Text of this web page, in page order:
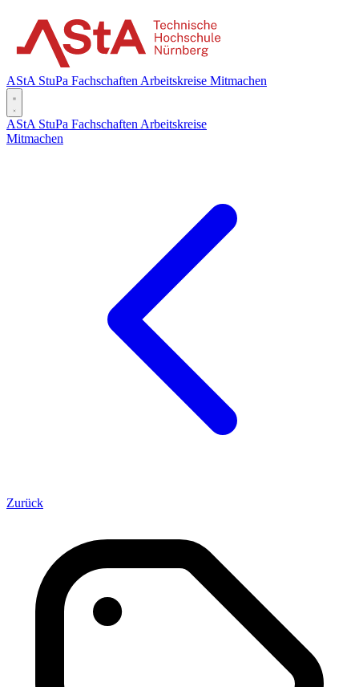
AStA StuPa Fachschaften Arbeitskreise Mitmachen
AStA StuPa Fachschaften Arbeitskreise
Mitmachen
Zurück